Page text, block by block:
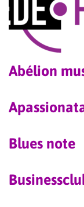
Abélion
Blues note